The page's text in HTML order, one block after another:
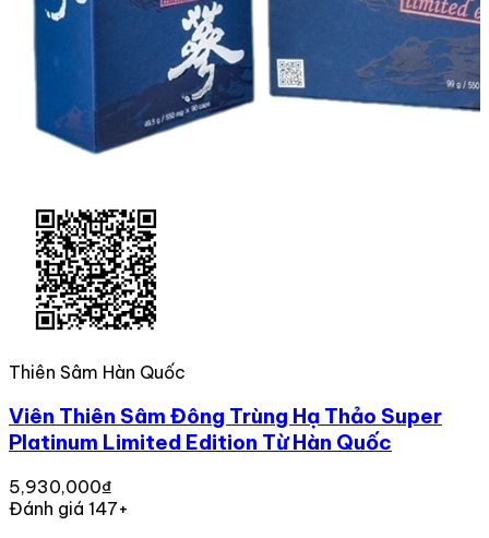
Thiên Sâm Hàn Quốc
Viên Thiên Sâm Đông Trùng Hạ Thảo Super
Platinum Limited Edition Từ Hàn Quốc
5,930,000₫
Đánh giá 147+